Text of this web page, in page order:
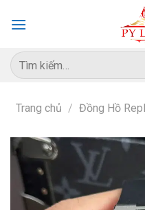
Tìm
kiếm:
Trang chủ / Đồng Hồ